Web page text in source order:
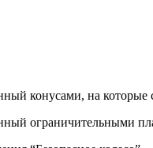
конусами, на которые
ограничительными